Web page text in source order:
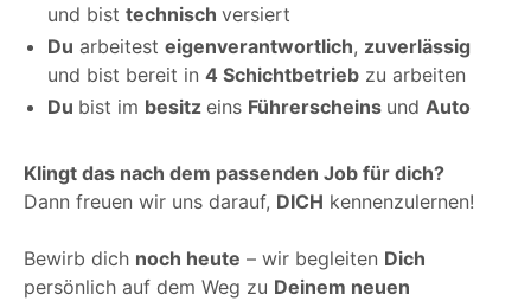
und bist technisch versiert
Du arbeitest eigenverantwortlich, zuverlässig
und bist bereit in 4 Schichtbetrieb zu arbeiten
Du bist im besitz eins Führerscheins und Auto
Klingt das nach dem passenden Job für dich?
Dann freuen wir uns darauf, DICH kennenzulernen!
Bewirb dich noch heute – wir begleiten Dich
persönlich auf dem Weg zu Deinem neuen